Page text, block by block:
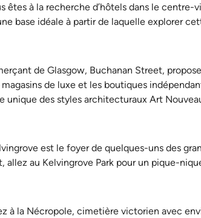
êtes à la recherche d’hôtels dans le
base idéale à partir de laquelle explorer
de Glasgow, Buchanan Street,
de luxe et les boutiques
unique des styles architecturaux Art
est le foyer de quelques-uns des
allez au Kelvingrove Park pour un pique-
à la Nécropole, cimetière victorien avec